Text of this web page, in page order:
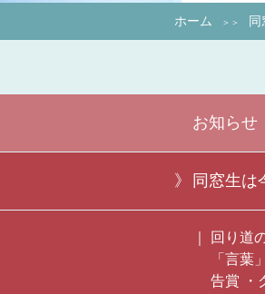
ホーム 同
お知らせ
同窓生は
回り道
「言
告賞 ・